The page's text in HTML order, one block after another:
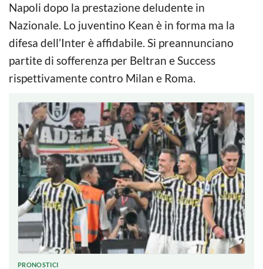
Napoli dopo la prestazione deludente in
Nazionale. Lo juventino Kean è in forma ma la
difesa dell’Inter è affidabile. Si preannunciano
partite di sofferenza per Beltran e Success
rispettivamente contro Milan e Roma.
PRONOSTICI